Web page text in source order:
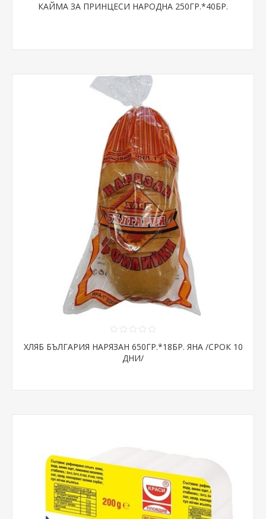
КАЙМА ЗА ПРИНЦЕСИ НАРОДНА 250ГР.*40БР.
ХЛЯБ БЪЛГАРИЯ НАРЯЗАН 650ГР.*18БР. ЯНА /СРОК 10
ДНИ/